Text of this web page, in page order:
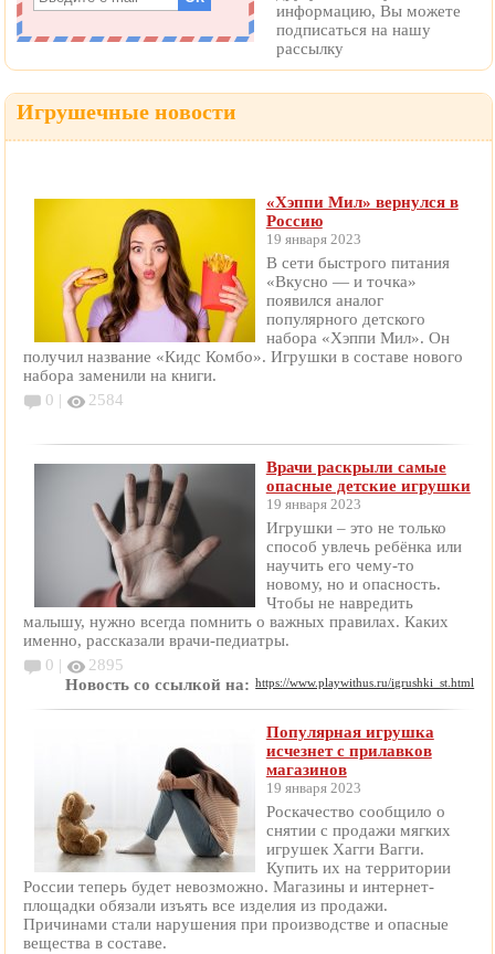
информацию, Вы можете
подписаться на нашу
рассылку
Игрушечные новости
«Хэппи Мил» вернулся в
Россию
19 января 2023
В сети быстрого питания
«Вкусно — и точка»
появился аналог
популярного детского
набора «Хэппи Мил». Он
получил название «Кидс Комбо». Игрушки в составе нового
набора заменили на книги.
0 |
2584
Врачи раскрыли самые
опасные детские игрушки
19 января 2023
Игрушки – это не только
способ увлечь ребёнка или
научить его чему-то
новому, но и опасность.
Чтобы не навредить
малышу, нужно всегда помнить о важных правилах. Каких
именно, рассказали врачи-педиатры.
0 |
2895
Новость со ссылкой на: https://www.playwithus.ru/igrushki_st.html
Популярная игрушка
исчезнет с прилавков
магазинов
19 января 2023
Роскачество сообщило о
снятии с продажи мягких
игрушек Хагги Вагги.
Купить их на территории
России теперь будет невозможно. Магазины и интернет-
площадки обязали изъять все изделия из продажи.
Причинами стали нарушения при производстве и опасные
вещества в составе.